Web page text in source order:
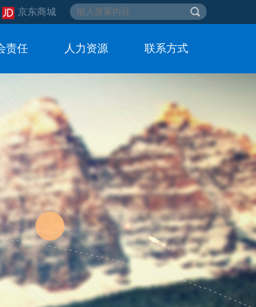
京东商城
责任 人力资源 联系方式